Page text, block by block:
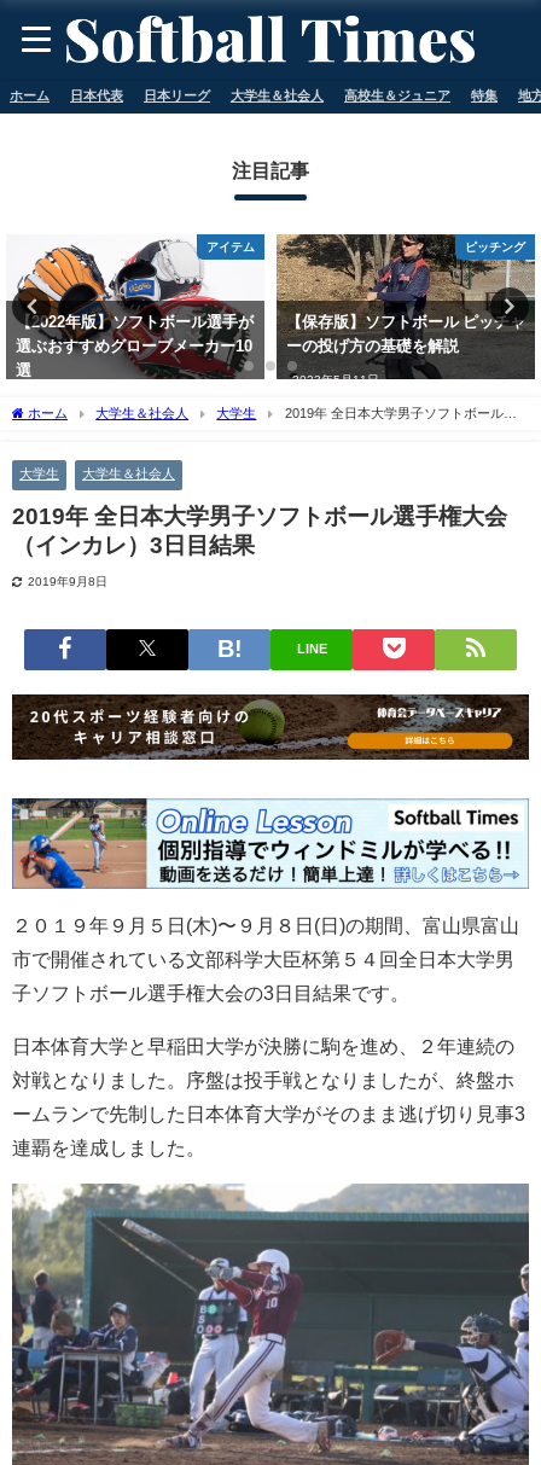
ホーム 日本代表 日本リーグ 大学生＆社会人 高校生＆ジュニア 特集 地
注目記事
アイテム
【2022年版】ソフトボール選手が
選ぶおすすめグローブメーカー10
選
ピッチング
【保存版】ソフトボール ピッチャ
ーの投げ方の基礎を解説
2023年5月11日
ホーム 大学生＆社会人 大学生
2019年 全日本大学男子ソフトボール選
大学生 大学生＆社会人
2019年 全日本大学男子ソフトボール選手権大会
（インカレ）3日目結果
2019年9月8日
LINE
２０１９年９月５日(木)〜９月８日(日)の期間、富山県富山
市で開催されている文部科学大臣杯第５４回全日本大学男
子ソフトボール選手権大会の3日目結果です。
日本体育大学と早稲田大学が決勝に駒を進め、２年連続の
対戦となりました。序盤は投手戦となりましたが、終盤ホ
ームランで先制した日本体育大学がそのまま逃げ切り見事3
連覇を達成しました。